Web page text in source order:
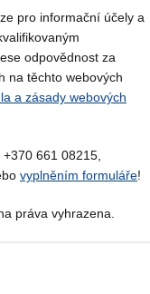
pro informační účely a
odpovědnost za
na těchto webových
a zásady webových
661 08215,
vyplněním formuláře!
práva vyhrazena.